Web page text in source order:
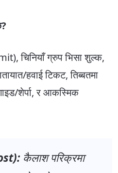
चिनियाँ ग्रुप भिसा शुल्क,
हवाई टिकट, तिब्बतमा
शेर्पा, र आकस्मिक
कैलाश परिक्रमा